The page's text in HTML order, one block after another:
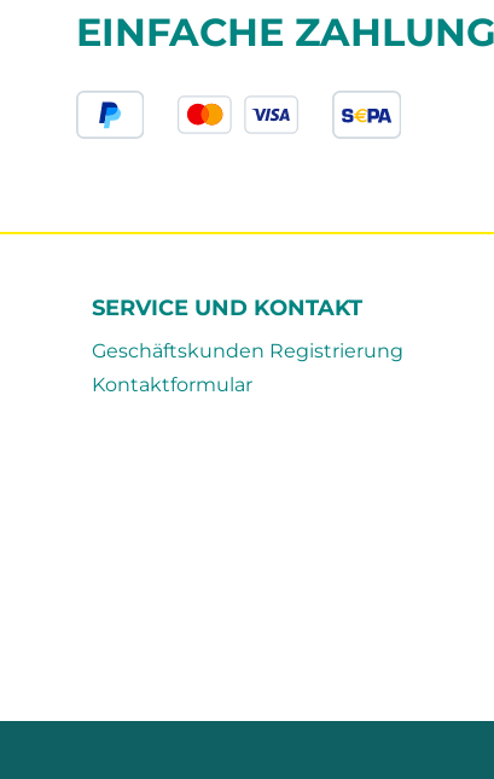
EINFACHE ZAHLUNG
SERVICE UND KONTAKT
Geschäftskunden Registrierung
Kontaktformular